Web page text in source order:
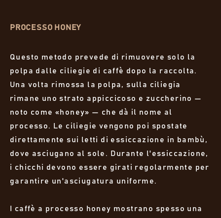
PROCESSO HONEY
Questo metodo prevede di rimuovere solo la
polpa dalle ciliegie di caffè dopo la raccolta.
Una volta rimossa la polpa, sulla ciliegia
rimane uno strato appiccicoso e zuccherino —
noto come «honey» — che dà il nome al
processo. Le ciliegie vengono poi spostate
direttamente sui letti di essiccazione in bambù,
dove asciugano al sole. Durante l'essiccazione,
i chicchi devono essere girati regolarmente per
garantire un'asciugatura uniforme.
I caffè a processo honey mostrano spesso una